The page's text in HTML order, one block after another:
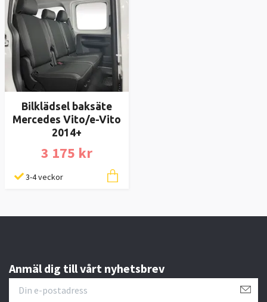
Bilklädsel baksäte
Mercedes Vito/e-Vito
2014+
3 175 kr
3-4 veckor
Anmäl dig till vårt nyhetsbrev